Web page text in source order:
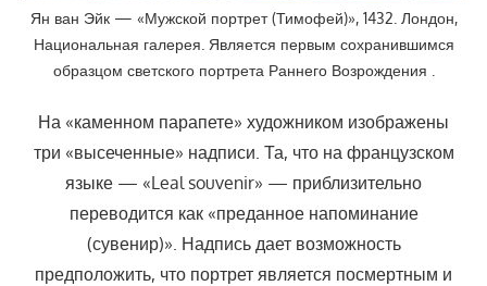
Ян ван Эйк — «Мужской портрет (Тимофей)», 1432. Лондон,
Национальная галерея. Является первым сохранившимся
образцом светского портрета Раннего Возрождения .
На «каменном парапете» художником изображены
три «высеченные» надписи. Та, что на французском
языке — «Leal souvenir» — приблизительно
переводится как «преданное напоминание
(сувенир)». Надпись дает возможность
предположить, что портрет является посмертным и